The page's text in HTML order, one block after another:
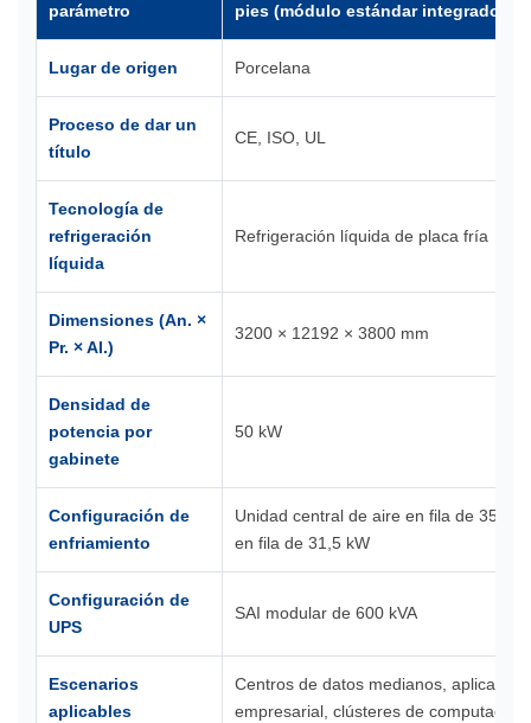
parámetro
pies (módulo estándar integrado)
Lugar de origen Porcelana
Proceso de dar un
título
CE, ISO, UL
Tecnología de
refrigeración
líquida
Refrigeración líquida de placa fría
Dimensiones (An. ×
Pr. × Al.)
3200 × 12192 × 3800 mm
Densidad de
potencia por
gabinete
50 kW
Configuración de
enfriamiento
Unidad central de aire en fila de 350
en fila de 31,5 kW
Configuración de
UPS
SAI modular de 600 kVA
Escenarios
aplicables
Centros de datos medianos,
empresarial, clústeres de computación